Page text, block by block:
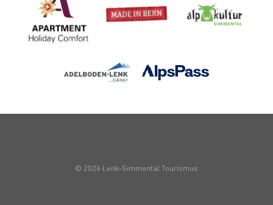
© 2026 Lenk-Simmental Tourismus